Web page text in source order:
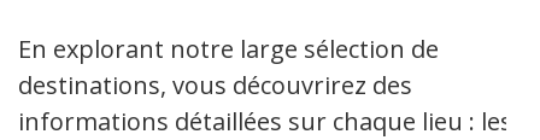
En explorant notre large sélection de
destinations, vous découvrirez des
informations détaillées sur chaque lieu : les